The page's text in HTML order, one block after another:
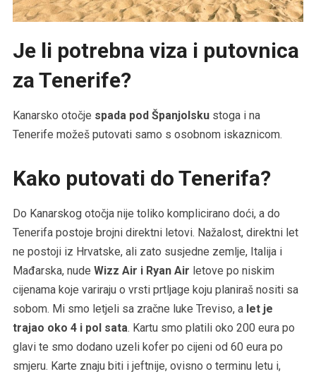
Je li potrebna viza i putovnica
za Tenerife?
Kanarsko otočje spada pod Španjolskustoga i na
Tenerife možeš putovati samo s osobnom iskaznicom.
Kako putovati do Tenerifa?
Do Kanarskog otočja nije toliko komplicirano doći, a do
Tenerifa postoje brojni direktni letovi. Nažalost, direktni let
ne postoji iz Hrvatske, ali zato susjedne zemlje, Italija i
Mađarska, nude Wizz Air i Ryan Air letove po niskim
cijenama koje variraju o vrsti prtljage koju planiraš nositi sa
sobom. Mi smo letjeli sa zračne luke Treviso, a let je
trajao oko 4 i pol sata. Kartu smo platili oko 200 eura po
glavi te smo dodano uzeli kofer po cijeni od 60 eura po
smjeru. Karte znaju biti i jeftnije, ovisno o terminu letu i,